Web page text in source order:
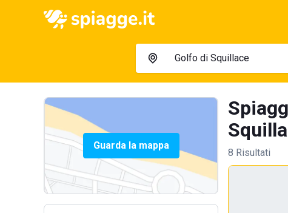
Guarda la mappa
8 Risultati